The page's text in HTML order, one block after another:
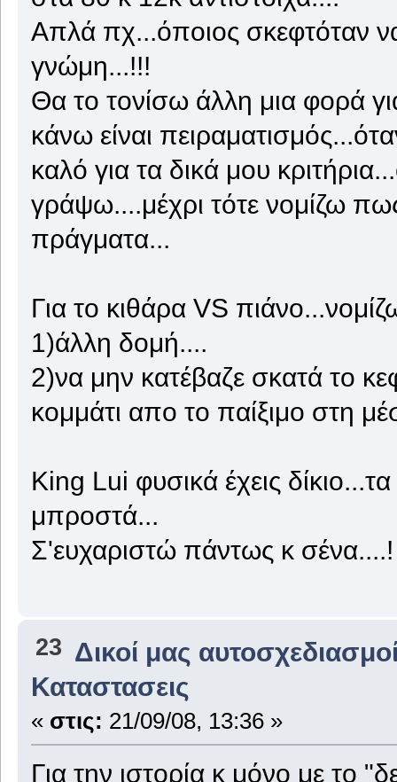
Απλά πχ...όποιος σκεφτόταν
γνώμη...!!!
Θα το τονίσω άλλη μια φορά
κάνω είναι
καλό για τα δικά μου
γράψω....μέχρι τότε νομίζω
πράγματα...
Για το κιθάρα VS
1)άλλη δομή....
2)να μην κατέβαζε σκατά το
κομμάτι απο το παίξιμο στη
King Lui φυσικά έχεις
μπροστά...
Σ'ευχαριστώ πάντως κ σένα....!
23 Δικοί μας
Καταστασεις
« στις: 21/09/08, 13:36 »
Για την ιστορία κ μόνο με το